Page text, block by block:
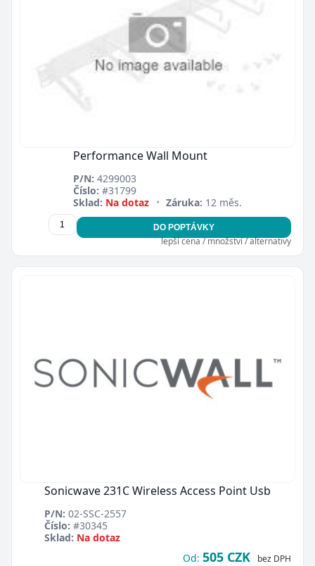
Zavřít
Performance Wall Mount
P/N: 4299003
Číslo: #31799
Sklad: Na dotaz • Záruka: 12 měs.
DO POPTÁVKY
lepší cena / množství / alternativy
Sonicwave 231C Wireless Access Point Usb
P/N: 02-SSC-2557
Číslo: #30345
Sklad: Na dotaz
Od: 505 CZK bez DPH